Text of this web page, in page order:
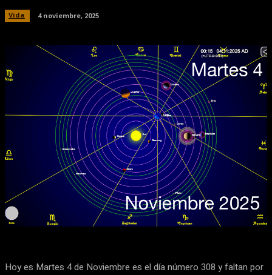
Vida 4 noviembre, 2025
Facebook Pinterest WhatsApp
Hoy es Martes 4 de Noviembre es el día número 308 y faltan por